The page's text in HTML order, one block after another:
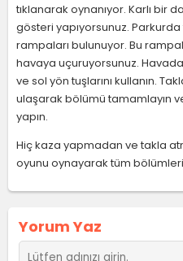
tıklanarak oynanıyor. Karlı bir
gösteri yapıyorsunuz.
rampaları bulunuyor. Bu
havaya uçuruyorsunuz.
ve sol yön tuşlarını kullanın.
ulaşarak bölümü tamamlayın
yapın.
Hiç kaza yapmadan ve takla
oyunu oynayarak tüm
Yorum Yaz